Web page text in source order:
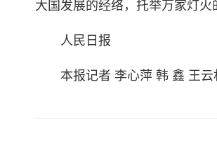
大国发展的经络，托举万家灯
人民日报
本报记者 李心萍 韩 鑫 王云